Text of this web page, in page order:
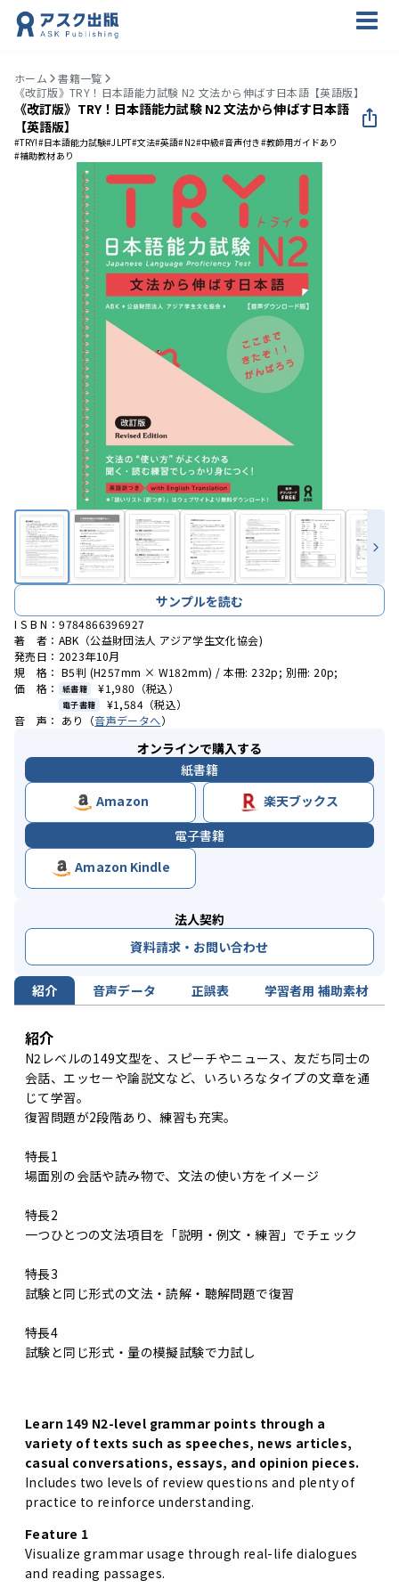
ホーム
書籍一覧
《改訂版》TRY！日本語能力試験 N2 文法から伸ばす日本語【英語版】
《改訂版》TRY！日本語能力試験 N2 文法から伸ばす日本語
【英語版】
#TRY!#日本語能力試験#JLPT#文法#英語#N2#中級#音声付き#教師用ガイドあり
#補助教材あり
サンプルを読む
I S B N：9784866396927
著 者：ABK（公益財団法人 アジア学生文化協会)
発売日：2023年10月
規 格： B5判 (H257mm × W182mm) / 本冊: 232p; 別冊: 20p;
価 格：
紙書籍 ¥1,980 （税込）
電子書籍 ¥1,584 （税込）
音 声： あり（音声データへ）
オンラインで購入する
紙書籍
Amazon
楽天ブックス
電子書籍
Amazon Kindle
法人契約
資料請求・お問い合わせ
紹介 音声データ 正誤表 学習者用 補助素材
紹介
N2レベルの149文型を、スピーチやニュース、友だち同士の
会話、エッセーや論説文など、いろいろなタイプの文章を通
じて学習。
復習問題が2段階あり、練習も充実。
特長1
場面別の会話や読み物で、文法の使い方をイメージ
特長2
一つひとつの文法項目を「説明・例文・練習」でチェック
特長3
試験と同じ形式の文法・読解・聴解問題で復習
特長4
試験と同じ形式・量の模擬試験で力試し
Learn 149 N2-level grammar points through a
variety of texts such as speeches, news articles,
casual conversations, essays, and opinion pieces.
Includes two levels of review questions and plenty of
practice to reinforce understanding.
Feature 1
Visualize grammar usage through real-life dialogues
and reading passages.